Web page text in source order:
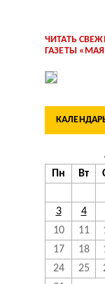
ЧИТАТЬ
ГАЗЕТЫ
Пн
Вт
3
4
10
11
17
18
24
25